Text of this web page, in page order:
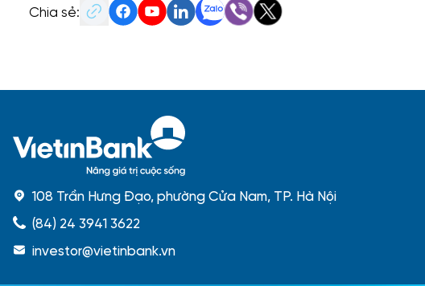
Chia sẻ:
108 Trần Hưng Đạo, phường Cửa Nam, TP. Hà Nội
(84) 24 3941 3622
investor@vietinbank.vn